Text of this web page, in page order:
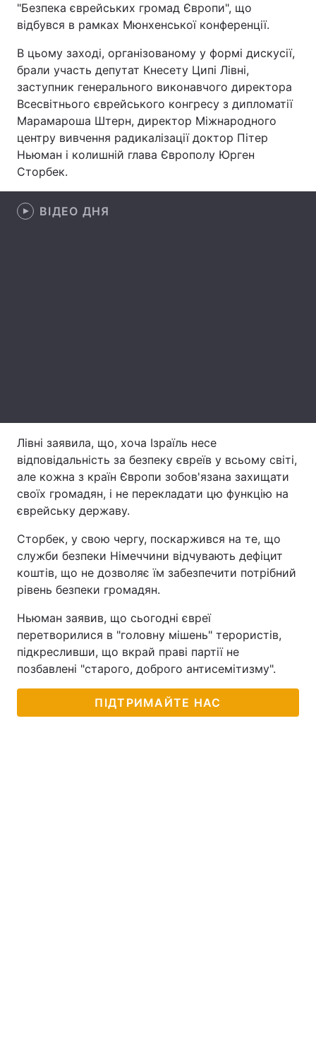
Зброя Інциденти
Цікавинки Погода
Екологія Регіони
Лонгріди
Відео з Youtube
Інтерв'ю
Тема оформлення
"Безпека єврейських громад Європи", що
відбувся в рамках Мюнхенської конференції.
В цьому заході, організованому у формі дискусії,
брали участь депутат Кнесету Ципі Лівні,
заступник генерального виконавчого директора
Всесвітнього єврейського конгресу з дипломатії
Марамароша Штерн, директор Міжнародного
центру вивчення радикалізації доктор Пітер
Ньюман і колишній глава Європолу Юрген
Сторбек.
ВІДЕО ДНЯ
Лівні заявила, що, хоча Ізраїль несе
відповідальність за безпеку євреїв у всьому світі,
але кожна з країн Європи зобов'язана захищати
своїх громадян, і не перекладати цю функцію на
єврейську державу.
Сторбек, у свою чергу, поскаржився на те, що
служби безпеки Німеччини відчувають дефіцит
коштів, що не дозволяє їм забезпечити потрібний
рівень безпеки громадян.
Ньюман заявив, що сьогодні євреї
перетворилися в "головну мішень" терористів,
підкресливши, що вкрай праві партії не
позбавлені "старого, доброго антисемітизму".
ПІДТРИМАЙТЕ НАС